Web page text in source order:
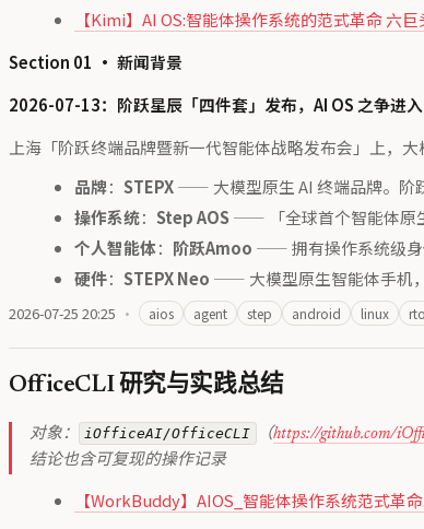
【Kimi】AI OS:智能体操作系统的范式革命 六
Section 01 · 新闻背景
2026-07-13：阶跃星辰「四件套」发布，AI OS 之争进
上海「阶跃终端品牌暨新一代智能体战略发布会」上，
品牌： STEPX—— 大模型原生 AI 终端品牌。
操作系统： Step AOS—— 「全球首个智能体原
个人智能体： 阶跃Amoo —— 拥有操作系统级身
硬件： STEPX Neo —— 大模型原生智能体手机
2026-07-25 20:25 · aios agent step android linux
OfficeCLI 研究与实践总结
对象： iOfficeAI/OfficeCLI （https://github.com/
结论也含可复现的操作记录
【WorkBuddy】AIOS_智能体操作系统范式革